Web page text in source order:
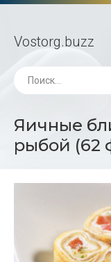
Vostorg.buzz
Яичные
рыбой (62